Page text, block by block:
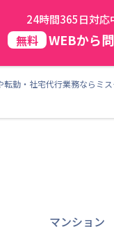
24時間365日対応
無料 WEBから
・社宅代行業務ならミス
マンション